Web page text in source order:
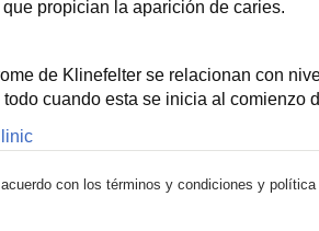
propician la aparición de caries.
de Klinefelter se relacionan con
cuando esta se inicia al comienzo
con los términos y condiciones y